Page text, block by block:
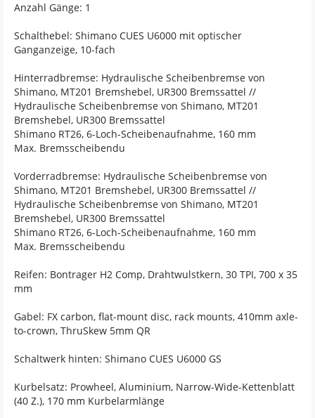
Anzahl Gänge: 1
Schalthebel: Shimano CUES U6000 mit optischer
Ganganzeige, 10-fach
Hinterradbremse: Hydraulische Scheibenbremse von
Shimano, MT201 Bremshebel, UR300 Bremssattel //
Hydraulische Scheibenbremse von Shimano, MT201
Bremshebel, UR300 Bremssattel
Shimano RT26, 6-Loch-Scheibenaufnahme, 160 mm
Max. Bremsscheibendu
Vorderradbremse: Hydraulische Scheibenbremse von
Shimano, MT201 Bremshebel, UR300 Bremssattel //
Hydraulische Scheibenbremse von Shimano, MT201
Bremshebel, UR300 Bremssattel
Shimano RT26, 6-Loch-Scheibenaufnahme, 160 mm
Max. Bremsscheibendu
Reifen: Bontrager H2 Comp, Drahtwulstkern, 30 TPI, 700 x 35
mm
Gabel: FX carbon, flat-mount disc, rack mounts, 410mm axle-
to-crown, ThruSkew 5mm QR
Schaltwerk hinten: Shimano CUES U6000 GS
Kurbelsatz: Prowheel, Aluminium, Narrow-Wide-Kettenblatt
(40 Z.), 170 mm Kurbelarmlänge